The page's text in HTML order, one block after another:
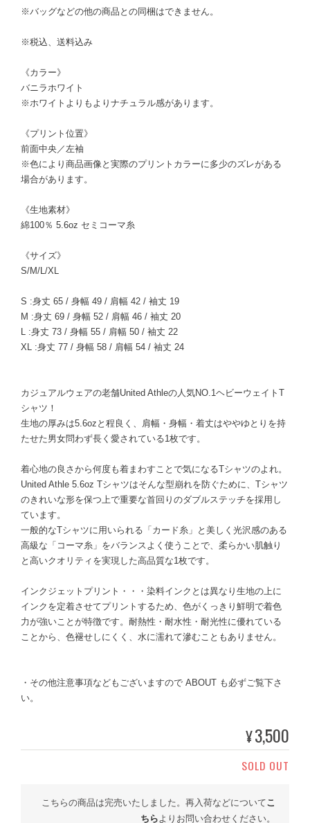
※バッグなどの他の商品との同梱はできません。
※税込、送料込み
《カラー》
バニラホワイト
※ホワイトよりもよりナチュラル感があります。
《プリント位置》
前面中央／左袖
※色により商品画像と実際のプリントカラーに多少のズレがある
場合があります。
《生地素材》
綿100％ 5.6oz セミコーマ糸
《サイズ》
S/M/L/XL
S :身丈 65 / 身幅 49 / 肩幅 42 / 袖丈 19
M :身丈 69 / 身幅 52 / 肩幅 46 / 袖丈 20
L :身丈 73 / 身幅 55 / 肩幅 50 / 袖丈 22
XL :身丈 77 / 身幅 58 / 肩幅 54 / 袖丈 24
カジュアルウェアの老舗United Athleの人気NO.1ヘビーウェイトT
シャツ！
生地の厚みは5.6ozと程良く、肩幅・身幅・着丈はややゆとりを持
たせた男女問わず長く愛されている1枚です。
着心地の良さから何度も着まわすことで気になるTシャツのよれ。
United Athle 5.6oz Tシャツはそんな型崩れを防ぐために、Tシャツ
のきれいな形を保つ上で重要な首回りのダブルステッチを採用し
ています。
一般的なTシャツに用いられる「カード糸」と美しく光沢感のある
高級な「コーマ糸」をバランスよく使うことで、柔らかい肌触り
と高いクオリティを実現した高品質な1枚です。
インクジェットプリント・・・染料インクとは異なり生地の上に
インクを定着させてプリントするため、色がくっきり鮮明で着色
力が強いことが特徴です。耐熱性・耐水性・耐光性に優れている
ことから、色褪せしにくく、水に濡れて滲むこともありません。
・その他注意事項などもございますので ABOUT も必ずご覧下さ
い。
¥3,500
SOLD OUT
こちらの商品は完売いたしました。再入荷などについてこ
ちらよりお問い合わせください。